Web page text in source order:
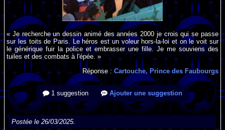
« Je recherche un dessin animé des années 2000 je crois qui se passe
sur les toits de Paris. Le héros est un voleur hors-la-loi et on le voit sur
le générique fuir la police et embrasser une fille. Je me souviens des
tuiles et des combats à l'épée. »
Réponse :Cartouche, Prince des Faubourgs
1 suggestion Ajouter une suggestion
Postée le 26/03/2025.